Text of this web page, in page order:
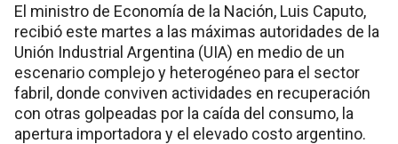
El ministro de Economía de la Nación, Luis Caputo,
recibió este martes a las máximas autoridades de la
Unión Industrial Argentina (UIA) en medio de un
escenario complejo y heterogéneo para el sector
fabril, donde conviven actividades en recuperación
con otras golpeadas por la caída del consumo, la
apertura importadora y el elevado costo argentino.